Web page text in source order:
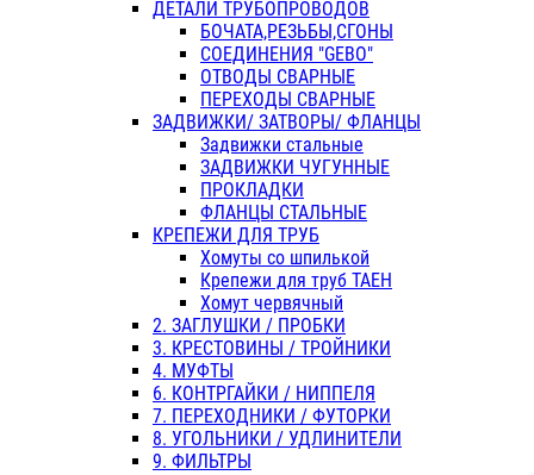
ДЕТАЛИ ТРУБОПРОВОДОВ
БОЧАТА,РЕЗЬБЫ,СГОНЫ
СОЕДИНЕНИЯ "GEBO"
ОТВОДЫ СВАРНЫЕ
ПЕРЕХОДЫ СВАРНЫЕ
ЗАДВИЖКИ/ ЗАТВОРЫ/ ФЛАНЦЫ
Задвижки стальные
ЗАДВИЖКИ ЧУГУННЫЕ
ПРОКЛАДКИ
ФЛАНЦЫ СТАЛЬНЫЕ
КРЕПЕЖИ ДЛЯ ТРУБ
Хомуты со шпилькой
Крепежи для труб ТАЕН
Хомут червячный
2. ЗАГЛУШКИ / ПРОБКИ
3. КРЕСТОВИНЫ / ТРОЙНИКИ
4. МУФТЫ
6. КОНТРГАЙКИ / НИППЕЛЯ
7. ПЕРЕХОДНИКИ / ФУТОРКИ
8. УГОЛЬНИКИ / УДЛИНИТЕЛИ
9. ФИЛЬТРЫ